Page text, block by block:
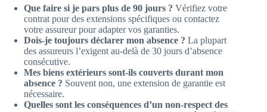
Que faire si je pars plus de 90 jours ? Vérifiez votre
contrat pour des extensions spécifiques ou contactez
votre assureur pour adapter vos garanties.
Dois-je toujours déclarer mon absence ? La plupart
des assureurs l’exigent au-delà de 30 jours d’absence
consécutive.
Mes biens extérieurs sont-ils couverts durant mon
absence ? Souvent non, une extension de garantie est
nécessaire.
Quelles sont les conséquences d’un non-respect des